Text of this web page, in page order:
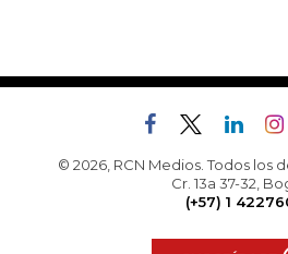
© 2026, RCN Medios. Todos los
Cr. 13a 37-32,
(+57) 1